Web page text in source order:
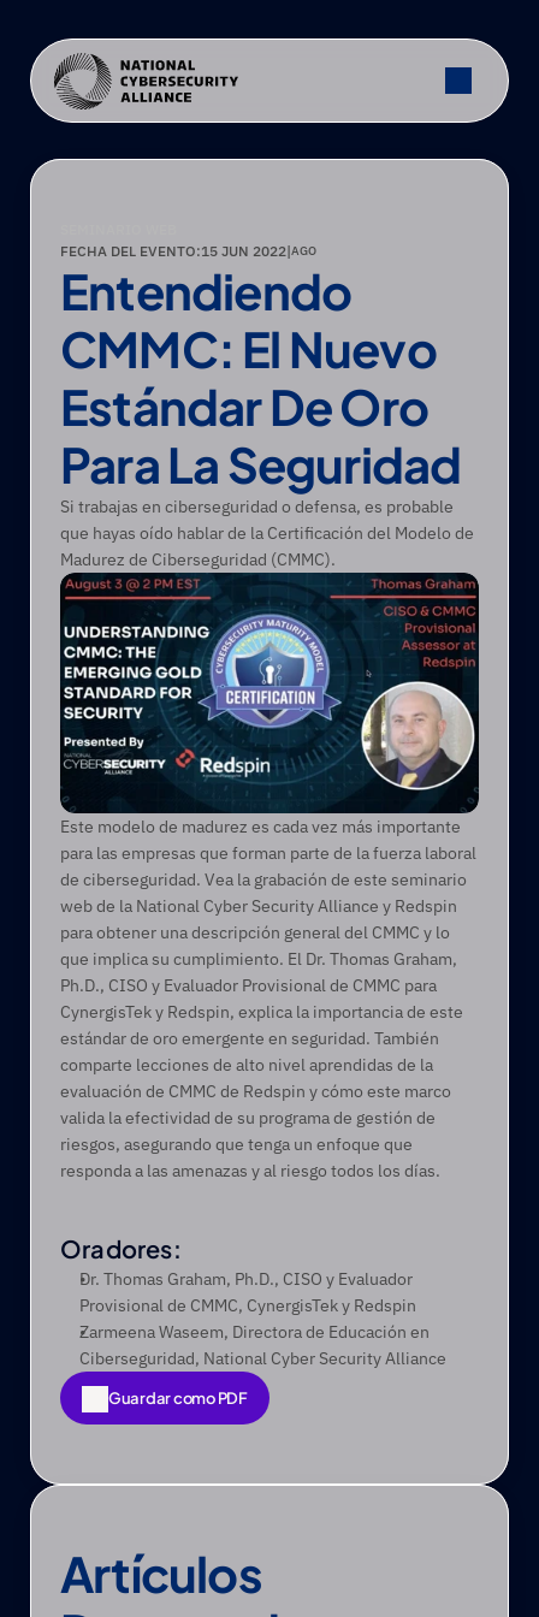
FECHA DEL EVENTO:15 JUN 2022|AGO
Entendiendo
CMMC: El Nuevo
Estándar De Oro
Para La Seguridad
Si trabajas en ciberseguridad o defensa, es probable
que hayas oído hablar de la Certificación del Modelo de
Madurez de Ciberseguridad (CMMC).
Este modelo de madurez es cada vez más importante
para las empresas que forman parte de la fuerza laboral
de ciberseguridad. Vea la grabación de este seminario
web de la National Cyber Security Alliance y Redspin
para obtener una descripción general del CMMC y lo
que implica su cumplimiento. El Dr. Thomas Graham,
Ph.D., CISO y Evaluador Provisional de CMMC para
CynergisTek y Redspin, explica la importancia de este
estándar de oro emergente en seguridad. También
comparte lecciones de alto nivel aprendidas de la
evaluación de CMMC de Redspin y cómo este marco
valida la efectividad de su programa de gestión de
riesgos, asegurando que tenga un enfoque que
responda a las amenazas y al riesgo todos los días.
Oradores:
Dr. Thomas Graham, Ph.D., CISO y Evaluador
Provisional de CMMC, CynergisTek y Redspin
Zarmeena Waseem, Directora de Educación en
Ciberseguridad, National Cyber Security Alliance
Guardar como PDF
Guardar como PDF
Artículos